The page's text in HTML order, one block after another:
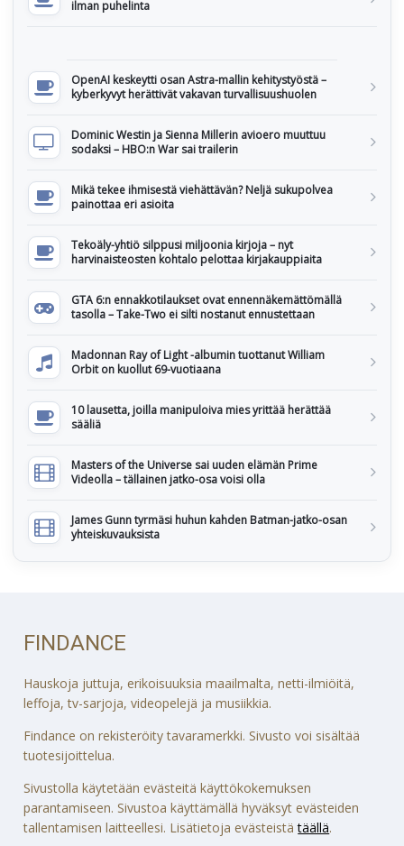
ilman puhelinta
OpenAI keskeytti osan Astra-mallin kehitystyöstä –
kyberkyvyt herättivät vakavan turvallisuushuolen
Dominic Westin ja Sienna Millerin avioero muuttuu
sodaksi – HBO:n War sai trailerin
Mikä tekee ihmisestä viehättävän? Neljä sukupolvea
painottaa eri asioita
Tekoäly-yhtiö silppusi miljoonia kirjoja – nyt
harvinaisteosten kohtalo pelottaa kirjakauppiaita
GTA 6:n ennakkotilaukset ovat ennennäkemättömällä
tasolla – Take-Two ei silti nostanut ennustettaan
Madonnan Ray of Light -albumin tuottanut William
Orbit on kuollut 69-vuotiaana
10 lausetta, joilla manipuloiva mies yrittää herättää
sääliä
Masters of the Universe sai uuden elämän Prime
Videolla – tällainen jatko-osa voisi olla
James Gunn tyrmäsi huhun kahden Batman-jatko-osan
yhteiskuvauksista
FINDANCE
Hauskoja juttuja, erikoisuuksia maailmalta, netti-ilmiöitä,
leffoja, tv-sarjoja, videopelejä ja musiikkia.
Findance on rekisteröity tavaramerkki. Sivusto voi sisältää
tuotesijoittelua.
Sivustolla käytetään evästeitä käyttökokemuksen
parantamiseen. Sivustoa käyttämällä hyväksyt evästeiden
tallentamisen laitteellesi. Lisätietoja evästeistätäällä.